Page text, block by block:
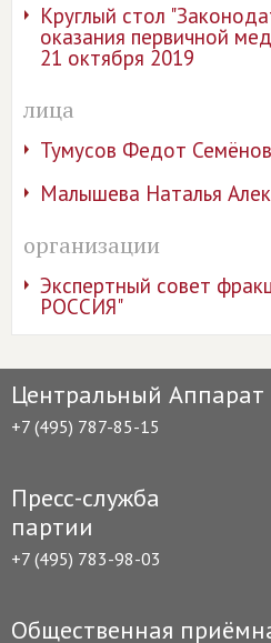
Круглый стол
оказания первичной
21 октября 2019
лица
Тумусов Федот
Малышева Наталья
организации
Экспертный совет
РОССИЯ"
Центральный Аппарат
+7 (495) 787-85-15
Пресс-служба
партии
+7 (495) 783-98-03
Общественная